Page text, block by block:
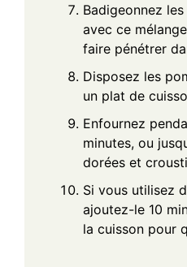
Badigeonnez
avec ce
faire pénétrer
Disposez les
un plat de
Enfournez
minutes, ou
dorées et
Si vous utilisez
ajoutez-le 10
la cuisson pour